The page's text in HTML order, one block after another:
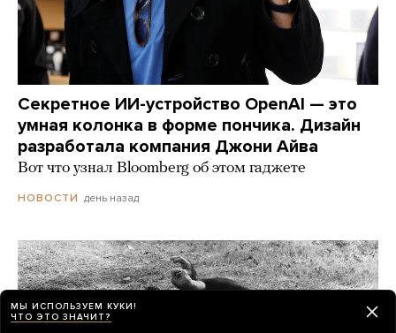
Секретное ИИ-устройство OpenAI — это
умная колонка в форме пончика. Дизайн
разработала компания Джони Айва
Вот что узнал Bloomberg об этом гаджете
НОВОСТИ день назад
МЫ ИСПОЛЬЗУЕМ КУКИ!
ЧТО ЭТО ЗНАЧИТ?